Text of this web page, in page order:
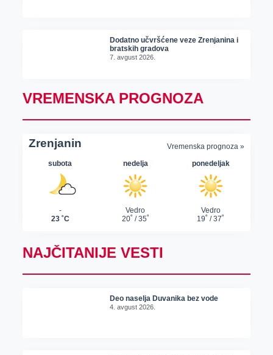
Dodatno učvršćene veze Zrenjanina i
bratskih gradova
7. avgust 2026.
VREMENSKA PROGNOZA
NAJČITANIJE VESTI
Deo naselja Duvanika bez vode
4. avgust 2026.